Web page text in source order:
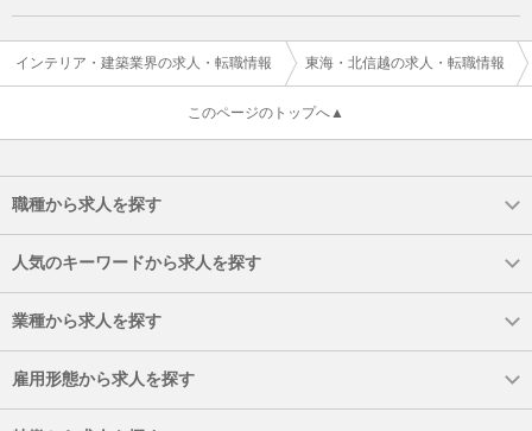
インテリア・建築業界の求人・転職情報 東海・北信越の求人・転職情報
このページのトップへ▲
職種から求人を探す
人気のキーワードから求人を探す
業種から求人を探す
雇用形態から求人を探す